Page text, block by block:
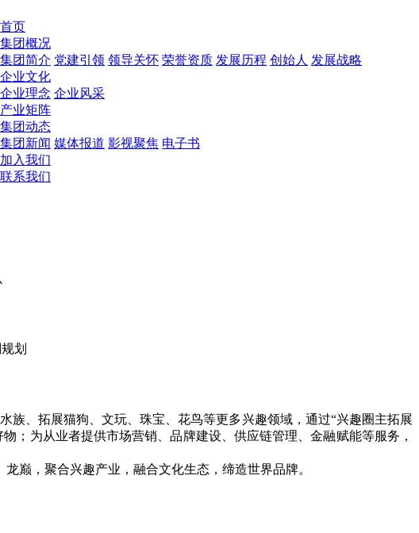
首页
集团概况
集团简介 党建引领 领导关怀 荣誉资质 发展历程 创始人 发展战略
企业文化
企业理念 企业风采
产业矩阵
集团动态
集团新闻 媒体报道 影视聚焦 电子书
加入我们
联系我们
划
族、拓展猫狗、文玩、珠宝、花鸟等更多兴趣领域，通过“兴趣圈主拓展
；为从业者提供市场营销、品牌建设、供应链管理、金融赋能等服务，
巅，聚合兴趣产业，融合文化生态，缔造世界品牌。